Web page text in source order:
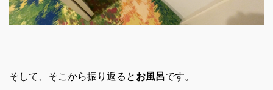
そして、そこから振り返ると お風呂です。